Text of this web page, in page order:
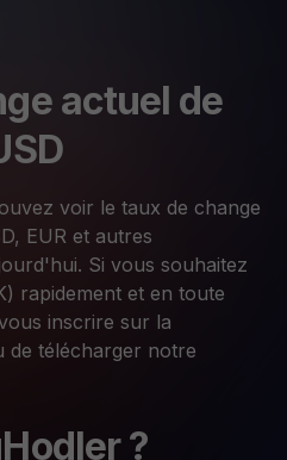
actuel de
voir le taux de change
EUR et autres
Si vous souhaitez
rapidement et en toute
inscrire sur la
de télécharger notre
?